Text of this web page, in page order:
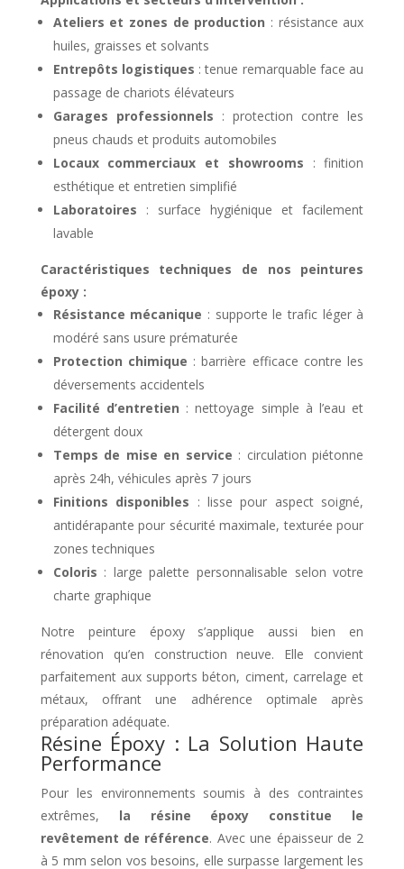
Ateliers et zones de production : résistance aux
huiles, graisses et solvants
Entrepôts logistiques : tenue remarquable face au
passage de chariots élévateurs
Garages professionnels : protection contre les
pneus chauds et produits automobiles
Locaux commerciaux et showrooms : finition
esthétique et entretien simplifié
Laboratoires : surface hygiénique et facilement
lavable
Caractéristiques techniques de nos peintures
époxy :
Résistance mécanique : supporte le trafic léger à
modéré sans usure prématurée
Protection chimique : barrière efficace contre les
déversements accidentels
Facilité d’entretien : nettoyage simple à l’eau et
détergent doux
Temps de mise en service : circulation piétonne
après 24h, véhicules après 7 jours
Finitions disponibles : lisse pour aspect soigné,
antidérapante pour sécurité maximale, texturée pour
zones techniques
Coloris : large palette personnalisable selon votre
charte graphique
Notre peinture époxy s’applique aussi bien en
rénovation qu’en construction neuve. Elle convient
parfaitement aux supports béton, ciment, carrelage et
métaux, offrant une adhérence optimale après
préparation adéquate.
Résine Époxy : La Solution Haute
Performance
Pour les environnements soumis à des contraintes
extrêmes, la résine époxy constitue le
revêtement de référence. Avec une épaisseur de 2
à 5 mm selon vos besoins, elle surpasse largement les